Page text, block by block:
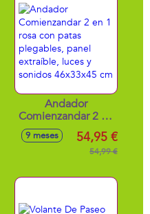
vehiculo Valiente
38,3x54,5x40,6 cm
Andador
Comienzandar 2 en
1 rosa con patas
plegables, panel
extraíble, luces y
cm
9 meses 54,95 €
54,99 €